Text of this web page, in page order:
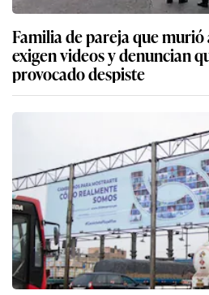
Familia de pareja que
exigen videos y denuncian
provocado despiste